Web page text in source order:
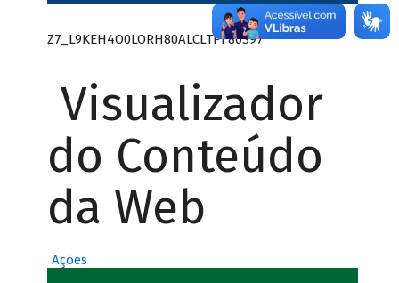
Z7_L9KEH4O0LORH80ALCLTPF80S97
Visualizador
do Conteúdo
da Web
Ações